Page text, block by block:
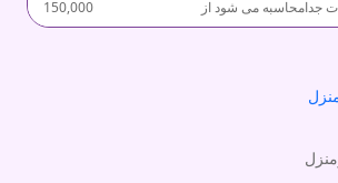
جدامحاسبه می شود از
150,000